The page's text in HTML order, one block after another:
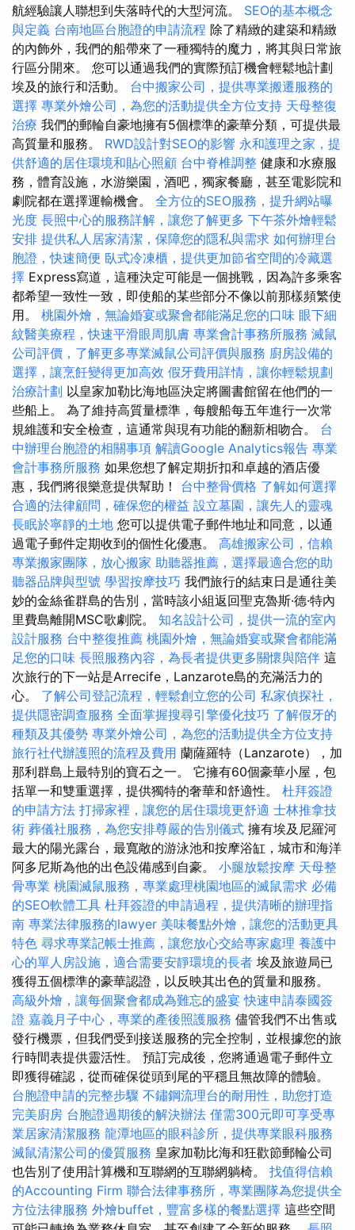
航經驗讓人聯想到失落時代的大型河流。 SEO的基本概念
與定義 台南地區台胞證的申請流程 除了精緻的建築和精緻
的內飾外，我們的船帶來了一種獨特的魔力，將其與日常旅
行區分開來。 您可以通過我們的實際預訂機會輕鬆地計劃
埃及的旅行和活動。 台中搬家公司，提供專業搬遷服務的
選擇 專業外燴公司，為您的活動提供全方位支持 天母整復
治療 我們的郵輪自豪地擁有5個標準的豪華分類，可提供最
高質量和服務。 RWD設計對SEO的影響 永和護理之家，提
供舒適的居住環境和貼心照顧 台中脊椎調整 健康和水療服
務，體育設施，水游樂園，酒吧，獨家餐廳，甚至電影院和
劇院都在選擇運輸機會。 全方位的SEO服務，提升網站曝
光度 長照中心的服務詳解，讓您了解更多 下午茶外燴輕鬆
安排 提供私人居家清潔，保障您的隱私與需求 如何辦理台
胞證，快速簡便 臥式冷凍櫃，提供更加節省空間的冷藏選
擇 Express寫道，這種決定可能是一個挑戰，因為許多乘客
都希望一致性一致，即使船的某些部分不像以前那樣頻繁使
用。 桃園外燴，無論婚宴或聚會都能滿足您的口味 眼下細
紋醫美療程，快速平滑眼周肌膚 專業會計事務所服務 滅鼠
公司評價，了解更多專業滅鼠公司評價與服務 廚房設備的
選擇，讓烹飪變得更加高效 假牙費用詳情，讓你輕鬆規劃
治療計劃 以皇家加勒比海地區決定將圖書館留在他們的一
些船上。 為了維持高質量標準，每艘船每五年進行一次常
規維護和安全檢查，這通常與現有功能的翻新相吻合。 台
中辦理台胞證的相關事項 解讀Google Analytics報告 專業
會計事務所服務 如果您想了解定期折扣和卓越的酒店優
惠，我們將很樂意提供幫助！ 台中整骨價格 了解如何選擇
合適的法律顧問，確保您的權益 設立墓園，讓先人的靈魂
長眠於寧靜的土地 您可以提供電子郵件地址和同意，以通
過電子郵件定期收到的個性化優惠。 高雄搬家公司，信賴
專業搬家團隊，放心搬家 助聽器推薦，選擇最適合您的助
聽器品牌與型號 學習按摩技巧 我們旅行的結束日是通往美
妙的金絲雀群島的告別，當時該小組返回聖克魯斯·德·特內
里費島離開MSC歌劇院。 知名設計公司，提供一流的室內
設計服務 台中整復推薦 桃園外燴，無論婚宴或聚會都能滿
足您的口味 長照服務內容，為長者提供更多關懷與陪伴 這
次旅行的下一站是Arrecife，Lanzarote島的充滿活力的
心。 了解公司登記流程，輕鬆創立您的公司 私家偵探社，
提供隱密調查服務 全面掌握搜尋引擎優化技巧 了解假牙的
種類及其優勢 專業外燴公司，為您的活動提供全方位支持
旅行社代辦護照的流程及費用 蘭薩羅特（Lanzarote），加
那利群島上最特別的寶石之一。 它擁有60個豪華小屋，包
括單一和雙重選擇，提供獨特的奢華和舒適性。 杜拜簽證
的申請方法 打掃家裡，讓您的居住環境更舒適 士林推拿技
術 葬儀社服務，為您安排尊嚴的告別儀式 擁有埃及尼羅河
最大的陽光露台，最寬敞的游泳池和按摩浴缸，城市和海洋
阿多尼斯為他的出色設備感到自豪。 小腿放鬆按摩 天母整
骨專業 桃園滅鼠服務，專業處理桃園地區的滅鼠需求 必備
的SEO軟體工具 杜拜簽證的申請過程，提供清晰的辦理指
南 專業法律服務的lawyer 美味餐點外燴，讓您的活動更具
特色 尋求專業記帳士推薦，讓您放心交給專家處理 養護中
心的單人房設施，適合需要安靜環境的長者 埃及旅遊局已
獲得五個標準的豪華認證，以反映其出色的質量和服務。
高級外燴，讓每個聚會都成為難忘的盛宴 快速申請泰國簽
證 嘉義月子中心，專業的產後照護服務 儘管我們不出售或
發行機票，但我們受到接送服務的完全控制，並根據您的旅
行時間表提供靈活性。 預訂完成後，您將通過電子郵件立
即獲得確認，從而確保從頭到尾的平穩且無故障的體驗。
台胞證申請的完整步驟 不鏽鋼流理台的耐用性，助您打造
完美廚房 台胞證過期後的解決辦法 僅需300元即可享受專
業居家清潔服務 龍潭地區的眼科診所，提供專業眼科服務
滅鼠清潔公司的優質服務 皇家加勒比海和狂歡節郵輪​​公司
也告別了使用計算機和互聯網的互聯網躺椅。 找值得信賴
的Accounting Firm 聯合法律事務所，專業團隊為您提供全
方位法律服務 外燴buffet，豐富多樣的餐點選擇 這些空間